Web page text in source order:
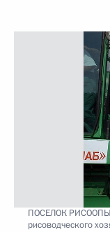
ПОСЕЛОК
рисоводческого